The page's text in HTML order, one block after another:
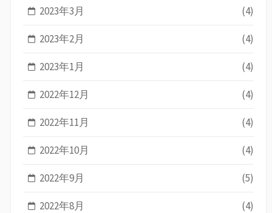
2023年3月 (4)
2023年2月 (4)
2023年1月 (4)
2022年12月 (4)
2022年11月 (4)
2022年10月 (4)
2022年9月 (5)
2022年8月 (4)